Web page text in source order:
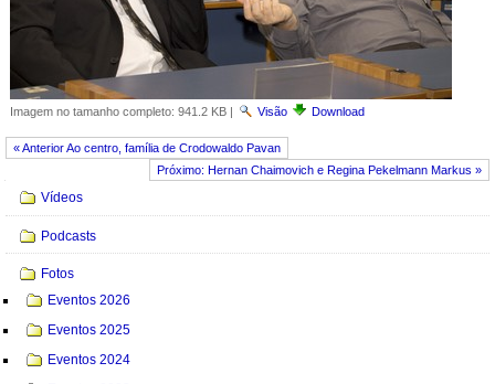
Imagem no tamanho completo: 941.2 KB| Visão Download
« Anterior Ao centro, família de Crodowaldo Pavan
Próximo: Hernan Chaimovich e Regina Pekelmann Markus »
Navegação
Vídeos
Podcasts
Fotos
Eventos 2026
Eventos 2025
Eventos 2024